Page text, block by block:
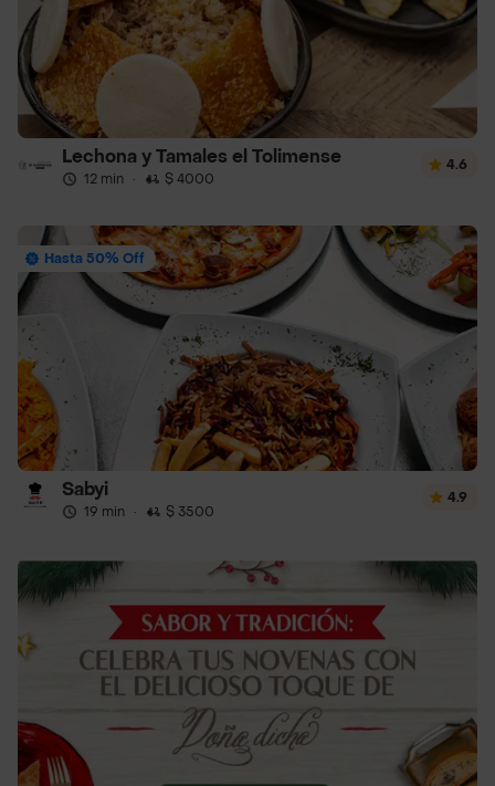
Lechona y Tamales el Tolimense
12 min · $ 4000
4.6
Hasta 50% Off
Sabyi
19 min · $ 3500
4.9